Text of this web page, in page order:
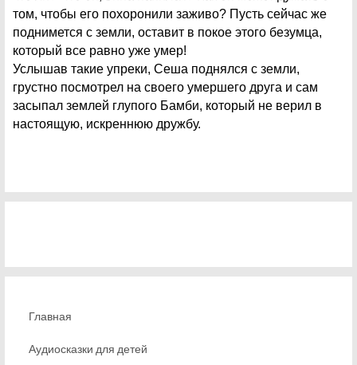
том, чтобы его похоронили заживо? Пусть сейчас же
поднимется с земли, оставит в покое этого безумца,
который все равно уже умер!
Услышав такие упреки, Сеша поднялся с земли,
грустно посмотрел на своего умершего друга и сам
засыпал землей глупого Бамби, который не верил в
настоящую, искреннюю дружбу.
Главная
Аудиосказки для детей